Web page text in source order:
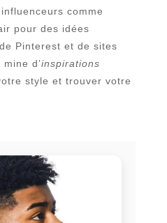
comme
pour des idées
Pinterest et de sites
d’inspirations
style et trouver votre